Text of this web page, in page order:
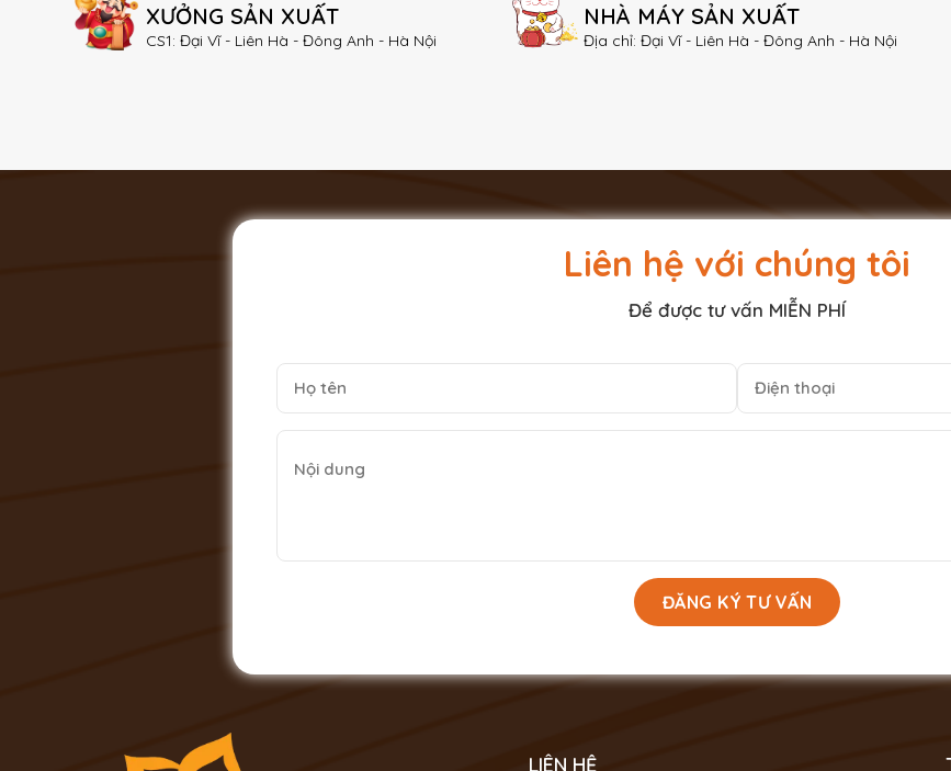
XƯỞNG SẢN XUẤT
CS1: Đại Vĩ - Liên Hà - Đông Anh - Hà Nội
NHÀ MÁY SẢN XUẤT
Địa chỉ: Đại Vĩ - Liên Hà - Đông Anh - Hà Nội
Liên hệ với chúng tôi
Để được tư vấn MIỄN PHÍ
LIÊN HỆ